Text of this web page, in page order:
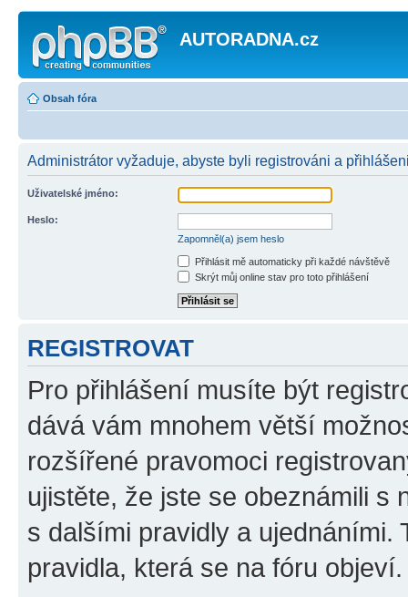
AUTORADNA.cz
Obsah fóra
Administrátor vyžaduje, abyste byli registrováni a
Uživatelské jméno:
Heslo:
Zapomněl(a) jsem heslo
Přihlásit mě automaticky při každé návštěvě
Skrýt můj online stav pro toto přihlášení
REGISTROVAT
Pro přihlášení musíte být
dává vám mnohem větší
rozšířené pravomoci
ujistěte, že jste se obeznámili s
s dalšími pravidly a ujednáními.
pravidla, která se na fóru objeví.